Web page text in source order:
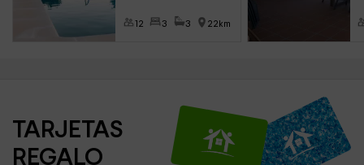
12 3 3 22km
TARJETAS
REGALO